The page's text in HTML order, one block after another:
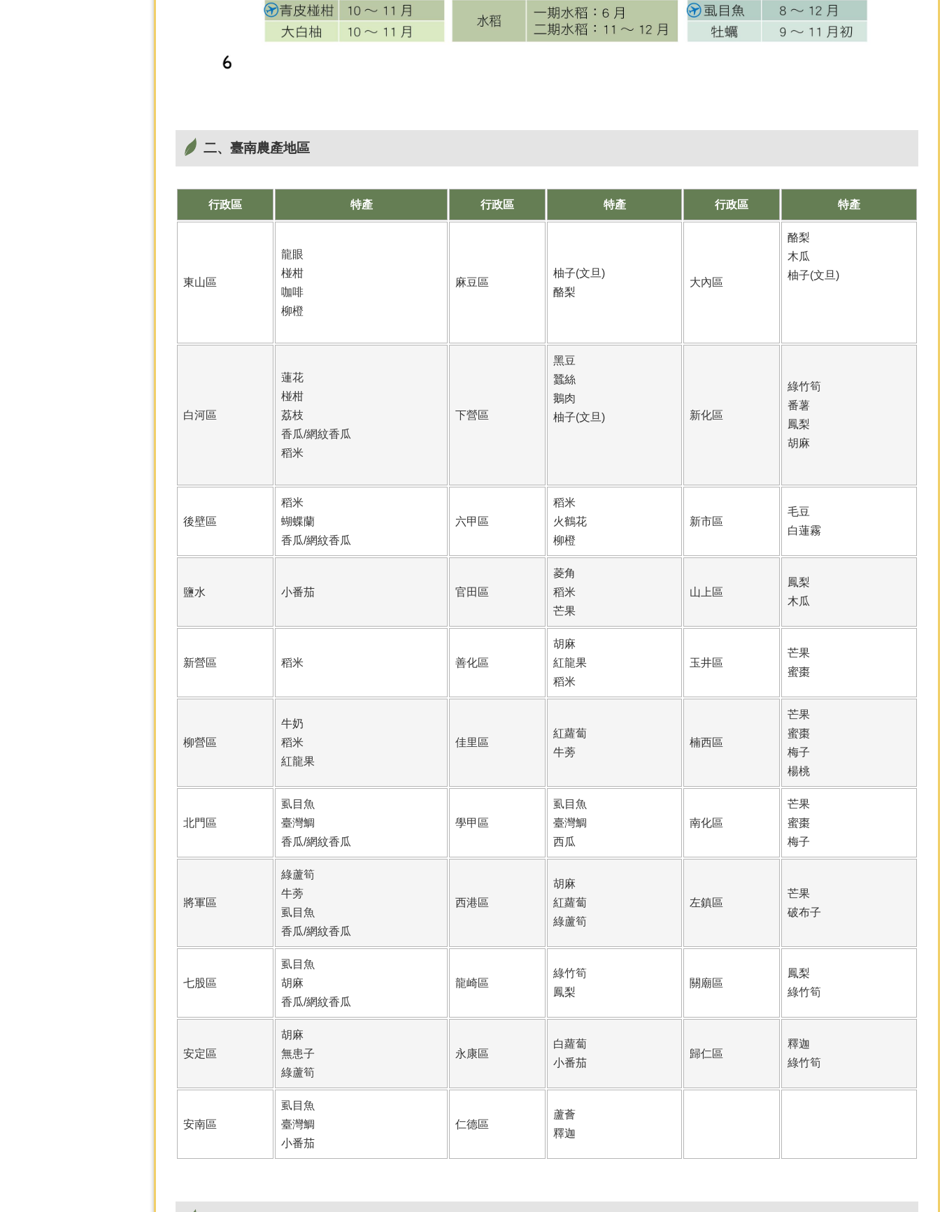
二、臺南農產地區
行政區 特產 行政區 特產 行政區 特產
東山區
龍眼
椪柑
咖啡
柳橙
麻豆區
柚子(文旦)
酪梨
大內區
酪梨
木瓜
柚子(文旦)
白河區
蓮花
椪柑
荔枝
香瓜/網紋香瓜
稻米
下營區
黑豆
蠶絲
鵝肉
柚子(文旦)
新化區
綠竹筍
番薯
鳳梨
胡麻
後壁區
稻米
蝴蝶蘭
香瓜/網紋香瓜
六甲區
稻米
火鶴花
柳橙
新市區
毛豆
白蓮霧
鹽水 小番茄 官田區
菱角
稻米
芒果
山上區
鳳梨
木瓜
新營區 稻米 善化區
胡麻
紅龍果
稻米
玉井區
芒果
蜜棗
柳營區
牛奶
稻米
紅龍果
佳里區
紅蘿蔔
牛蒡
楠西區
芒果
蜜棗
梅子
楊桃
北門區
虱目魚
臺灣鯛
香瓜/網紋香瓜
學甲區
虱目魚
臺灣鯛
西瓜
南化區
芒果
蜜棗
梅子
將軍區
綠蘆筍
牛蒡
虱目魚
香瓜/網紋香瓜
西港區
胡麻
紅蘿蔔
綠蘆筍
左鎮區
芒果
破布子
七股區
虱目魚
胡麻
香瓜/網紋香瓜
龍崎區
綠竹筍
鳳梨
關廟區
鳳梨
綠竹筍
安定區
胡麻
無患子
綠蘆筍
永康區
白蘿蔔
小番茄
歸仁區
釋迦
綠竹筍
安南區
虱目魚
臺灣鯛
小番茄
仁德區
蘆薈
釋迦